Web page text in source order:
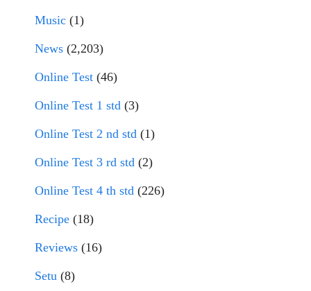
Music (1)
News (2,203)
Online Test (46)
Online Test 1 std (3)
Online Test 2 nd std (1)
Online Test 3 rd std (2)
Online Test 4 th std (226)
Recipe (18)
Reviews (16)
Setu (8)